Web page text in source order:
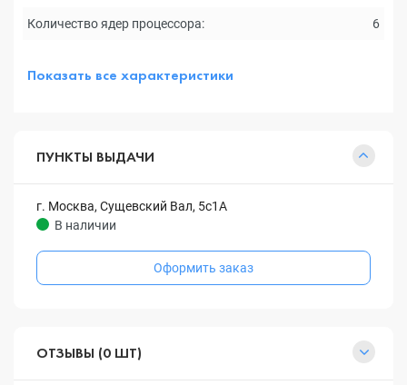
Количество ядер процессора: 6
Показать все характеристики
ПУНКТЫ ВЫДАЧИ
г. Москва, Сущевский Вал, 5с1А
В наличии
Оформить заказ
ОТЗЫВЫ (0 ШТ)